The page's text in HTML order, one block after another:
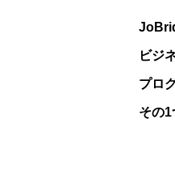
ビジ
プロ
その1